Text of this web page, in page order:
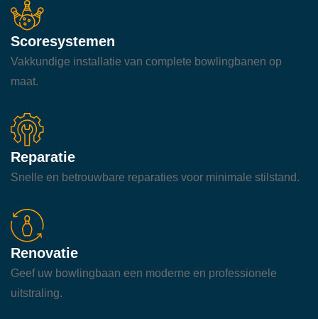
Scoresystemen
Vakkundige installatie van complete bowlingbanen op
maat.
Reparatie
Snelle en betrouwbare reparaties voor minimale stilstand.
Renovatie
Geef uw bowlingbaan een moderne en professionele
uitstraling.